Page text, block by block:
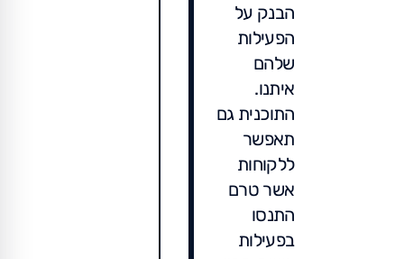
הבנק על
הפעילות
שלהם
איתנו.
התוכנית גם
תאפשר
ללקוחות
אשר טרם
התנסו
בפעילות